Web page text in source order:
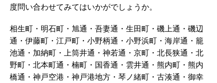
度問い合わせてみてはいかがでしょうか。
相生町・明石町・旭通・吾妻通・生田町・磯上通・磯辺
通・伊藤町・江戸町・小野柄通・小野浜町・海岸通・籠
池通・加納町・上筒井通・神若通・京町・北長狭通・北
野町・北本町通・楠町・国香通・雲井通・熊内町・熊内
橋通・神戸空港・神戸港地方・琴ノ緒町・古湊通・御幸